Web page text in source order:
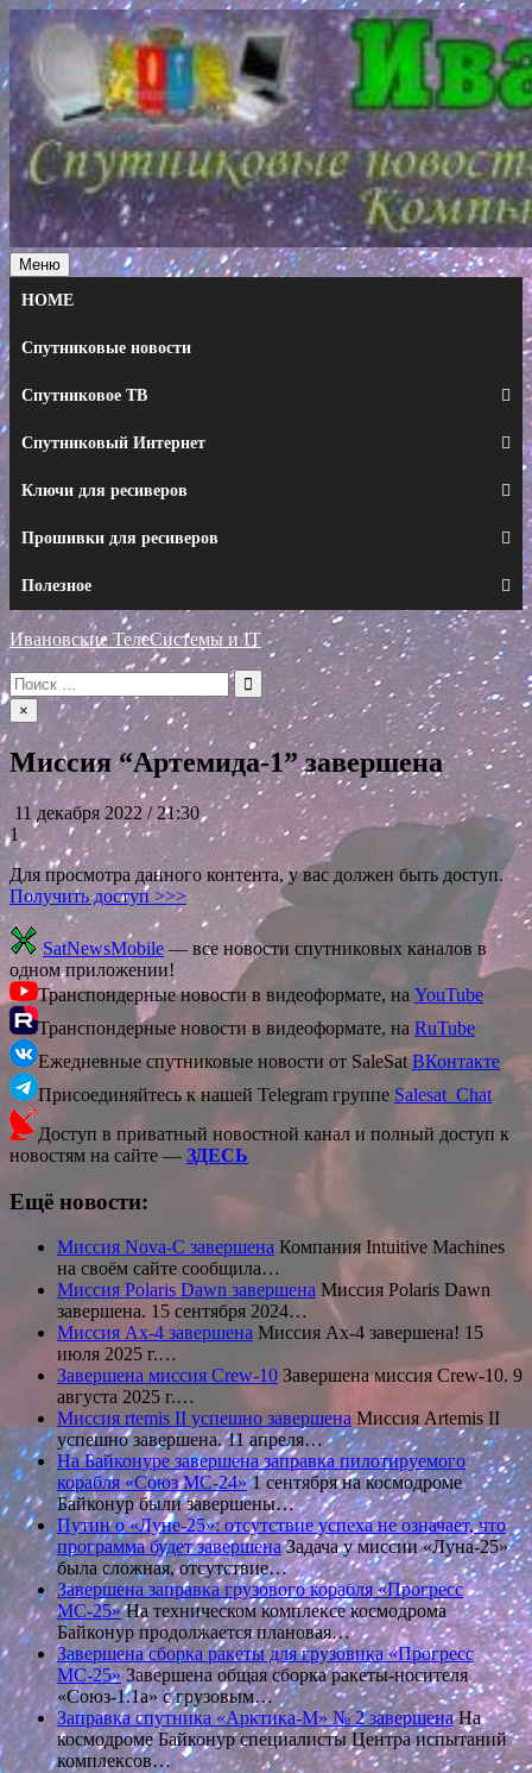
Перейти
к
содержимому
Меню
HOME
Спутниковые новости
Спутниковое ТВ
Спутниковый Интернет
Ключи для ресиверов
Прошивки для ресиверов
Полезное
Ивановские ТелеСистемы и IT
Искать:
×
Миссия “Артемида-1” завершена
11 декабря 2022 / 21:30
1
Для просмотра данного контента, у вас должен быть доступ.
Получить доступ >>>
SatNewsMobile— все новости спутниковых каналов в
одном приложении!
Транспондерные новости в видеоформате, на YouTube
Транспондерные новости в видеоформате, на RuTube
Ежедневные спутниковые новости от SaleSatВКонтакте
Присоединяйтесь к нашей Telegram группе Salesat_Chat
Доступ в приватный новостной канал и полный доступ к
новостям на сайте — ЗДЕСЬ
Ещё новости:
Миссия Nova-C завершена Компания Intuitive Machines
на своём сайте сообщила…
Миссия Polaris Dawn завершена Миссия Polaris Dawn
завершена. 15 сентября 2024…
Миссия Ax-4 завершена Миссия Ax-4 завершена! 15
июля 2025 г.…
Завершена миссия Crew-10 Завершена миссия Crew-10. 9
августа 2025 г.…
Миссия rtemis II успешно завершена Миссия Artemis II
успешно завершена. 11 апреля…
На Байконуре завершена заправка пилотируемого
корабля «Союз МС-24»1 сентября на космодроме
Байконур были завершены…
Путин о «Луне-25»: отсутствие успеха не означает, что
программа будет завершенаЗадача у миссии «Луна-25»
была сложная, отсутствие…
Завершена заправка грузового корабля «Прогресс
МС-25»На техническом комплексе космодрома
Байконур продолжается плановая…
Завершена сборка ракеты для грузовика «Прогресс
МС-25»Завершена общая сборка ракеты-носителя
«Союз-1.1а» с грузовым…
Заправка спутника «Арктика-М» № 2 завершенаНа
космодроме Байконур специалисты Центра испытаний
комплексов…